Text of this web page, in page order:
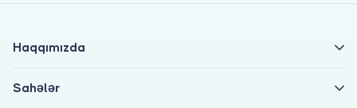
Haqqımızda
Sahələr